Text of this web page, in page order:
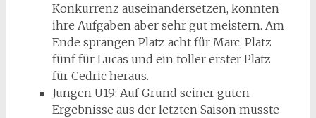
Konkurrenz auseinandersetzen, konnten
ihre Aufgaben aber sehr gut meistern. Am
Ende sprangen Platz acht für Marc, Platz
fünf für Lucas und ein toller erster Platz
für Cedric heraus.
Jungen U19: Auf Grund seiner guten
Ergebnisse aus der letzten Saison musste